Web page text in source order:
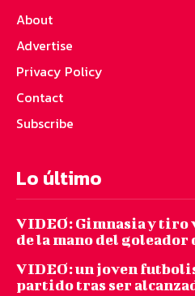
About
Advertise
Privacy Policy
Contact
Subscribe
Lo último
VIDEO: Gimnasia y tiro
de la mano del
VIDEO: un joven
partido tras ser